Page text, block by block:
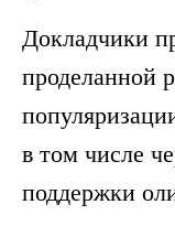
Докладчики
проделанной
в том числе
поддержки